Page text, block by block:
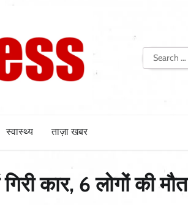
Search
for:
स्वास्थ्य ताज़ा खबर
कार, 6 लोगों की मौत